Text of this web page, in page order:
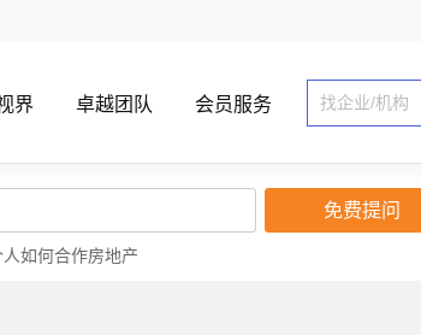
界 卓越团队 会员服务
人如何合作房地产
免费提问